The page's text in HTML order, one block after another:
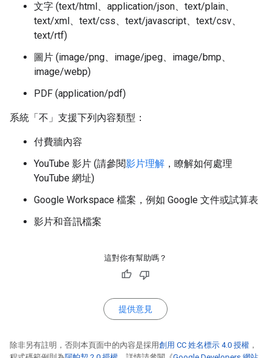
文字 (text/html、application/json、text/plain、
text/xml、text/css、text/javascript、text/csv、
text/rtf)
圖片 (image/png、image/jpeg、image/bmp、
image/webp)
PDF (application/pdf)
系統「不」 支援下列內容類型：
付費牆內容
YouTube 影片 (請參閱影片理解 ，瞭解如何處理
YouTube 網址)
Google Workspace 檔案，例如 Google 文件或試算表
影片和音訊檔案
這對你有幫助嗎？
提供意見
除非另有註明，否則本頁面中的內容是採用創用 CC 姓名標示 4.0 授權 ，